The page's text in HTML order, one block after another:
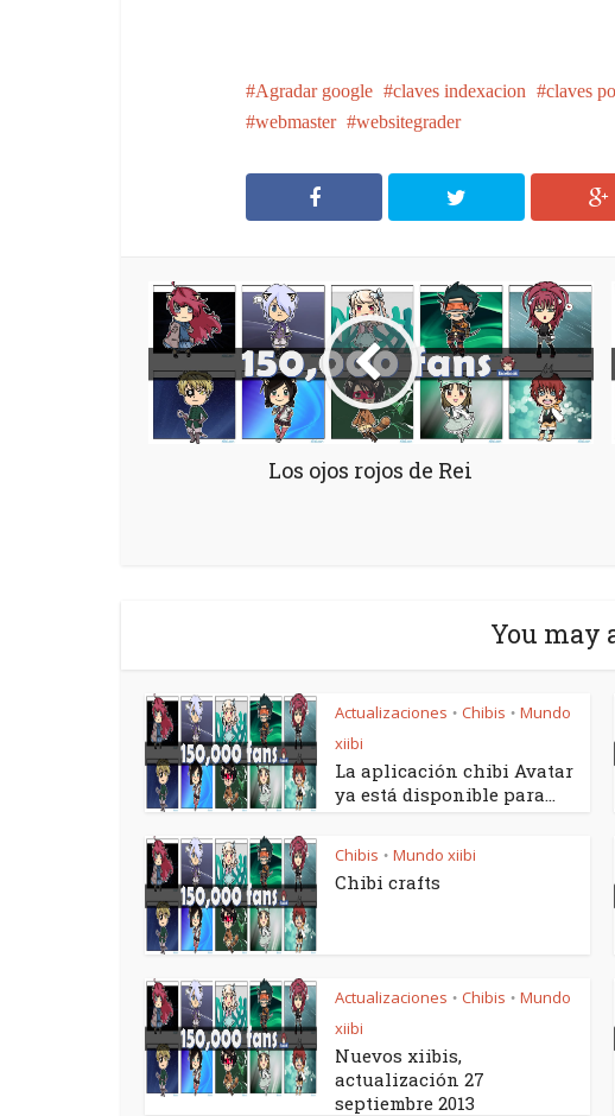
Agradar google claves indexacion claves
webmaster
websitegrader
Los ojos rojos de Rei
You may
Actualizaciones • Chibis • Mundo
xiibi
La aplicación chibi Avatar
ya está disponible para...
Chibis • Mundo xiibi
Chibi crafts
Actualizaciones • Chibis • Mundo
xiibi
Nuevos xiibis,
actualización 27
septiembre 2013